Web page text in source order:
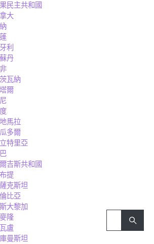
民主共和國
大
利
丹
瓦納
爾
馬拉
多爾
特里亞
吉斯共和國
提
克斯坦
比亞
大黎加
隆
盧
曼斯坦